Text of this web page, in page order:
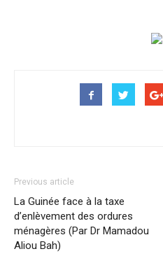
Previous article
La Guinée face à la taxe
d’enlèvement des ordures
ménagères (Par Dr Mamadou
Aliou Bah)